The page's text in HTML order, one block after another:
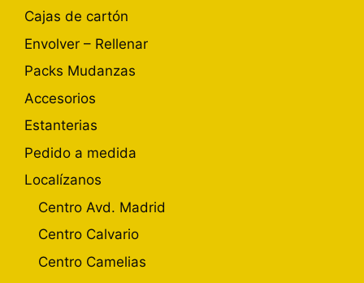
Cajas de cartón
Envolver – Rellenar
Packs Mudanzas
Accesorios
Estanterias
Pedido a medida
Localízanos
Centro Avd. Madrid
Centro Calvario
Centro Camelias